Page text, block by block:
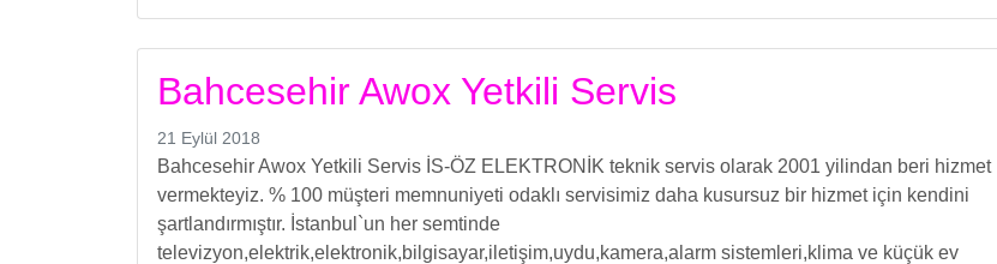
Bahcesehir Awox Yetkili Servis
21 Eylül 2018
Bahcesehir Awox Yetkili Servis İS-ÖZ ELEKTRONİK teknik servis olarak 2001 yilindan beri hizmet
vermekteyiz. % 100 müşteri memnuniyeti odaklı servisimiz daha kusursuz bir hizmet için kendini
şartlandırmıştır. İstanbul`un her semtinde
televizyon,elektrik,elektronik,bilgisayar,iletişim,uydu,kamera,alarm sistemleri,klima ve küçük ev